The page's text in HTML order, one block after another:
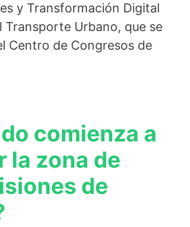
y Transformación Digital
Transporte Urbano, que se
Centro de Congresos de
comienza a
la zona de
de